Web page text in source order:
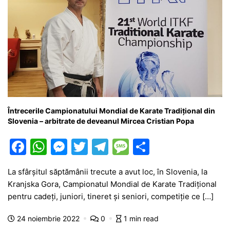
Întrecerile Campionatului Mondial de Karate Tradițional din
Slovenia – arbitrate de deveanul Mircea Cristian Popa
F
c
e
b
W
at
s
A
M
s
s
e
T
itt
er
T
e
gr
a
M
s
s
a
ta
je
a
La sfârşitul săptămânii trecute a avut loc, în Slovenia, la
Kranjska Gora, Campionatul Mondial de Karate Tradițional
pentru cadeți, juniori, tineret şi seniori, competiție ce […]
24 noiembrie 2022 0 1 min read